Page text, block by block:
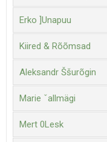
Erko ]Unapuu
Kiired & Rõõmsad
Aleksandr Ššurõgin
Marie ˇallmägi
Mert 0Lesk